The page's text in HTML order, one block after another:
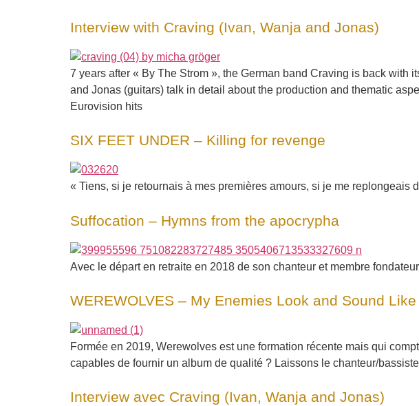
Interview with Craving (Ivan, Wanja and Jonas)
7 years after « By The Strom », the German band Craving is back with
and Jonas (guitars) talk in detail about the production and thematic
Eurovision hits
SIX FEET UNDER – Killing for revenge
« Tiens, si je retournais à mes premières amours, si je me
Suffocation – Hymns from the apocrypha
Avec le départ en retraite en 2018 de son chanteur et membre
WEREWOLVES – My Enemies Look and Sound Like
Formée en 2019, Werewolves est une formation récente mais qui
capables de fournir un album de qualité ? Laissons le chanteur/
Interview avec Craving (Ivan, Wanja and Jonas)